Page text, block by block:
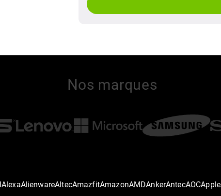
Nos marques
AlexaAlienwareAltecAmazfitAmazonAMDAnkerAntecAOCApple